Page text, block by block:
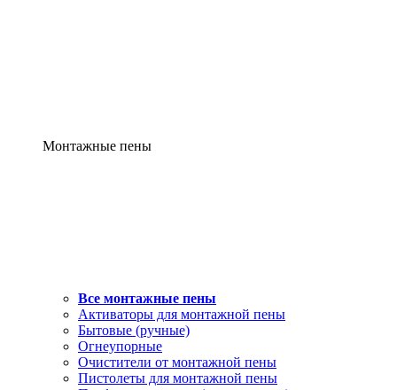
Монтажные пены
Все монтажные пены
Активаторы для монтажной пены
Бытовые (ручные)
Огнеупорные
Очистители от монтажной пены
Пистолеты для монтажной пены